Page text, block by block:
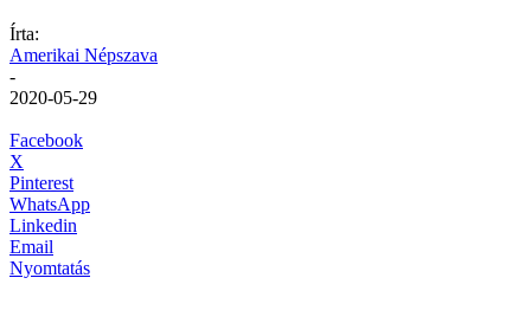
Írta:
Amerikai Népszava
-
2020-05-29
Facebook
X
Pinterest
WhatsApp
Linkedin
Email
Nyomtatás